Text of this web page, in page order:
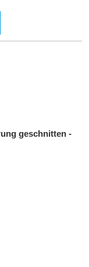
geschnitten -